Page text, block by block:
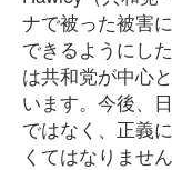
ナで被った被害
できるようにし
は共和党が中心
います。今後、
ではなく、正義
くてはなりません